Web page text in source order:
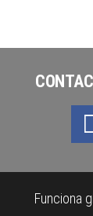
Funciona